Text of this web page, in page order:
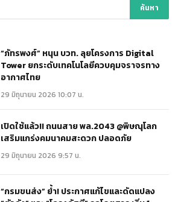
“ภัทรพงศ์” หนุน บวท. ลุยโครงการ Digital
Tower ยกระดับเทคโนโลยีควบคุมจราจรทาง
อากาศไทย
29 มิถุนายน 2026 10:07 น.
เปิดใช้แล้ว!! ถนนสาย พล.2043 @พิษณุโลก
เสริมแกร่งคมนาคมสะดวก ปลอดภัย
29 มิถุนายน 2026 9:57 น.
“กรมขนส่ง” ย้ำ! ประกาศแก้ไขและดัดแปลง